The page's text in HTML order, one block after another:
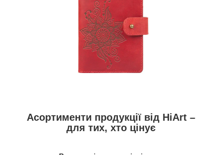
Асортименти продукції від HiArt –
для тих, хто цінує